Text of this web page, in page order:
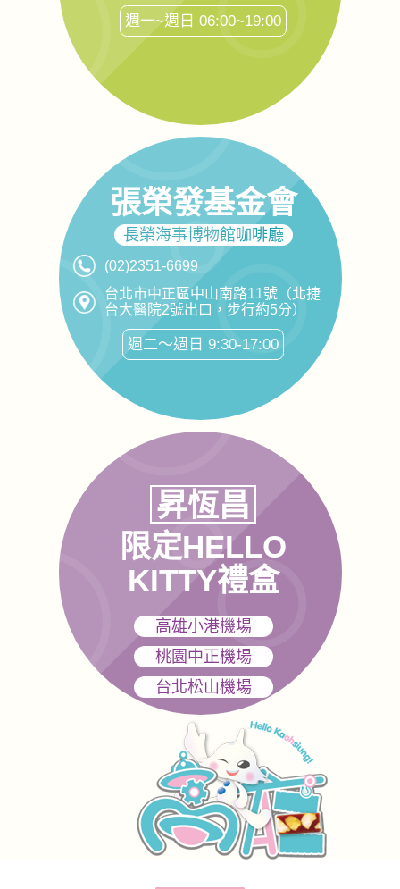
週一~週日 06:00~19:00
張榮發基金會
長榮海事博物館咖啡廳
(02)2351-6699
台北市中正區中山南路11號（北捷
台大醫院2號出口，步行約5分）
週二～週日 9:30-17:00
昇恆昌
限定HELLO
KITTY禮盒
高雄小港機場
桃園中正機場
台北松山機場